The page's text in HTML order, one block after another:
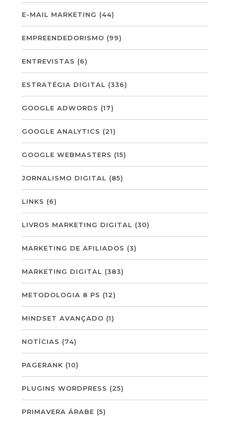
E-MAIL MARKETING (44)
EMPREENDEDORISMO (99)
ENTREVISTAS (6)
ESTRATÉGIA DIGITAL (336)
GOOGLE ADWORDS (17)
GOOGLE ANALYTICS (21)
GOOGLE WEBMASTERS (15)
JORNALISMO DIGITAL (85)
LINKS (6)
LIVROS MARKETING DIGITAL (30)
MARKETING DE AFILIADOS (3)
MARKETING DIGITAL (383)
METODOLOGIA 8 PS (12)
MINDSET AVANÇADO (1)
NOTÍCIAS (74)
PAGERANK (10)
PLUGINS WORDPRESS (25)
PRIMAVERA ÁRABE (5)